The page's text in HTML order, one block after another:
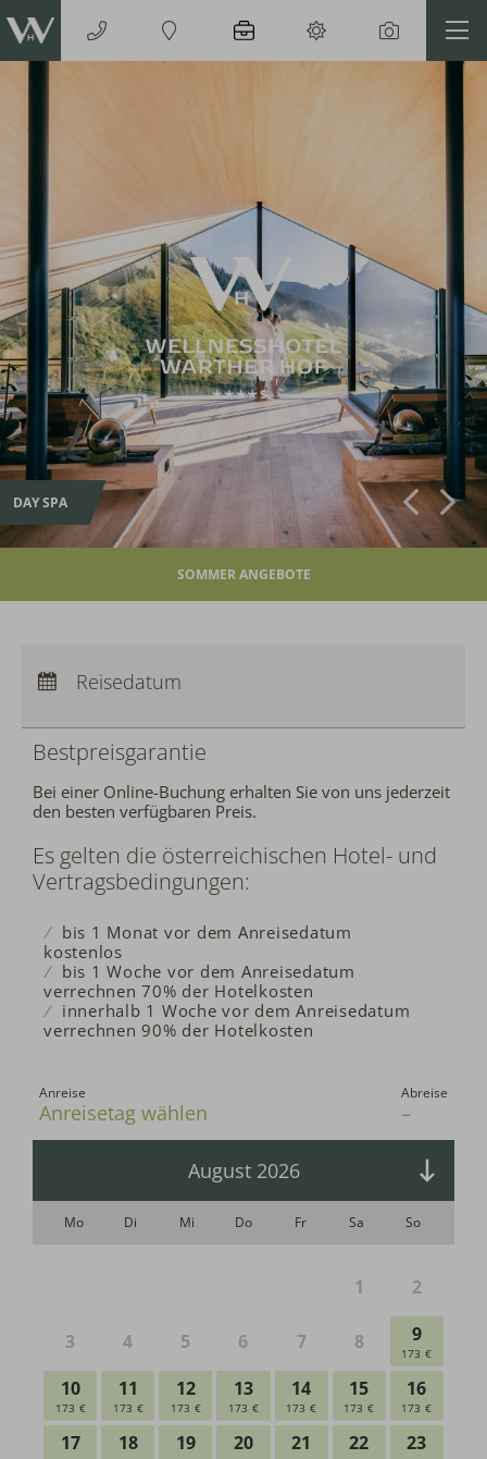
DAY SPA
SOMMER ANGEBOTE
Abreise:keine Auswahl
Reisedatum
Bestpreisgarantie
Bei einer Online-Buchung erhalten Sie von uns jederzeit
den besten verfügbaren Preis.
Es gelten die österreichischen Hotel- und
Vertragsbedingungen:
bis 1 Monat vor dem Anreisedatum
kostenlos
bis 1 Woche vor dem Anreisedatum
verrechnen 70% der Hotelkosten
innerhalb 1 Woche vor dem Anreisedatum
verrechnen 90% der Hotelkosten
Gutscheine